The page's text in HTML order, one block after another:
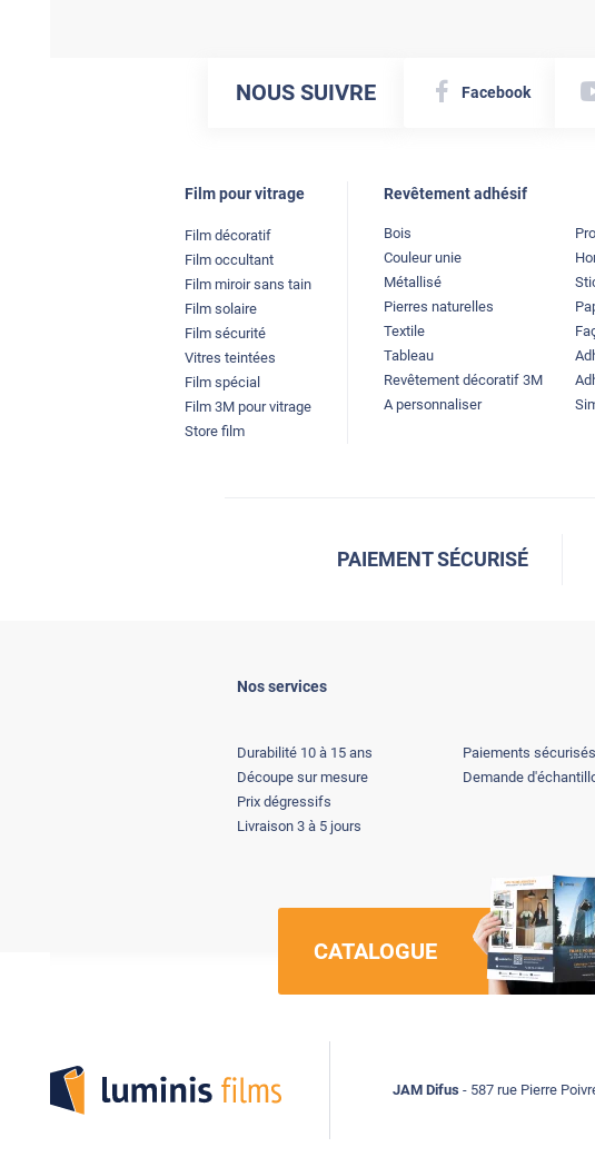
NOUS SUIVRE Facebook
Film pour vitrage
Film décoratif
Film occultant
Film miroir sans tain
Film solaire
Film sécurité
Vitres teintées
Film spécial
Film 3M pour vitrage
Store film
Revêtement adhésif
Bois
Couleur unie
Métallisé
Pierres naturelles
Textile
Tableau
Revêtement décoratif 3M
A personnaliser
PAIEMENT SÉCURISÉ
Nos services
Durabilité 10 à 15 ans
Découpe sur mesure
Prix dégressifs
Livraison 3 à 5 jours
Paiements sécurisés
Demande
CATALOGUE
JAM Difus - 587 rue Pierre